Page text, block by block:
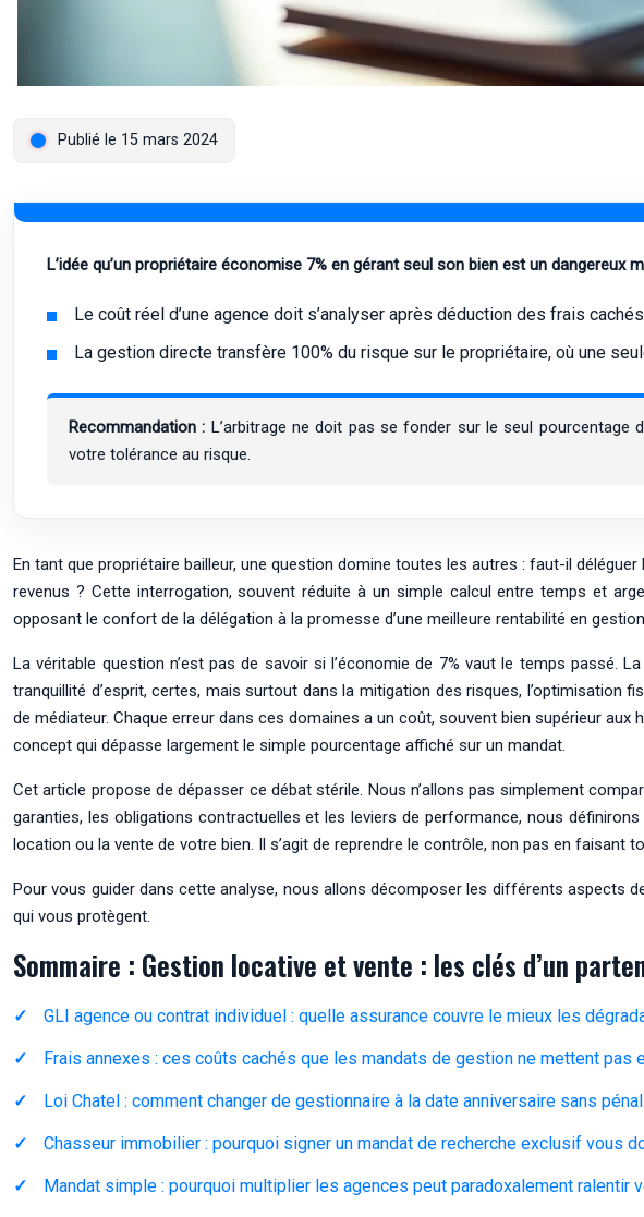
Publié le 15 mars 2024
L’idée qu’un propriétaire économise 7% en gérant seul son bien est un
Le coût réel d’une agence doit s’analyser après déduction des frais
La gestion directe transfère 100% du risque sur le propriétaire, où une
Recommandation : L’arbitrage ne doit pas se fonder sur le seul
votre tolérance au risque.
En tant que propriétaire bailleur, une question domine toutes les autres : faut-il
revenus ? Cette interrogation, souvent réduite à un simple calcul entre temps et
opposant le confort de la délégation à la promesse d’une meilleure rentabilité en
La véritable question n’est pas de savoir si l’économie de 7% vaut le temps
tranquillité d’esprit, certes, mais surtout dans la mitigation des risques, l’optimisation
de médiateur. Chaque erreur dans ces domaines a un coût, souvent bien supérieur aux
concept qui dépasse largement le simple pourcentage affiché sur un mandat.
Cet article propose de dépasser ce débat stérile. Nous n’allons pas simplement
garanties, les obligations contractuelles et les leviers de performance, nous
location ou la vente de votre bien. Il s’agit de reprendre le contrôle, non pas en
Pour vous guider dans cette analyse, nous allons décomposer les différents aspects
qui vous protègent.
Sommaire : Gestion locative et vente : les clés d’un
GLI agence ou contrat individuel : quelle assurance couvre le mieux les
Frais annexes : ces coûts cachés que les mandats de gestion ne mettent pas
Loi Chatel : comment changer de gestionnaire à la date anniversaire sans
Chasseur immobilier : pourquoi signer un mandat de recherche exclusif vous
Mandat simple : pourquoi multiplier les agences peut paradoxalement ralentir